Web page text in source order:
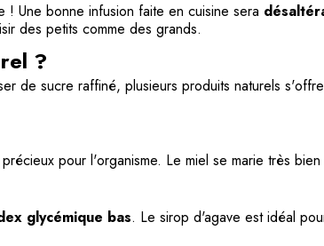
! Une bonne infusion faite en cuisine sera
des petits comme des grands.
?
de sucre raffiné, plusieurs produits naturels
précieux pour l'organisme. Le miel se marie très
glycémique bas. Le sirop d'agave est idéal